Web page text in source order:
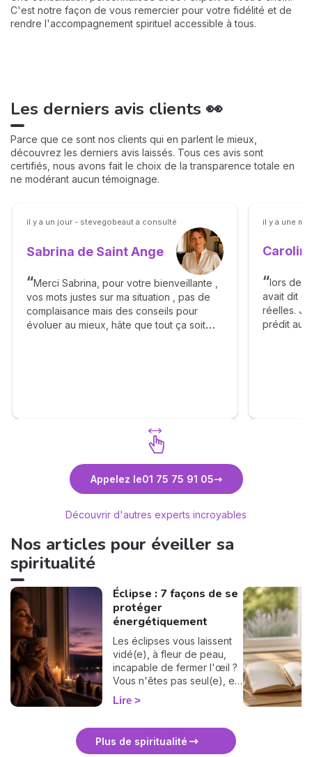
C'est notre façon de vous remercier pour votre fidélité et de
rendre l'accompagnement spirituel accessible à tous.
Les derniers avis clients 👀
Parce que ce sont nos clients qui en parlent le mieux,
découvrez les derniers avis laissés. Tous ces avis sont
certifiés, nous avons fait le choix de la transparence totale en
ne modérant aucun témoignage.
il y a un jour - stevegobeaut a consulté
Sabrina de Saint Ange
Merci Sabrina, pour votre bienveillante ,
vos mots justes sur ma situation , pas de
complaisance mais des conseils pour
évoluer au mieux, hâte que tout ça soit
Découvrez Sabrina de Saint Ange
il y a une
lors de
avait dit
réelles. J
prédit
Appelez le01 75 75 91 05
Découvrir d'autres experts incroyables
Nos articles pour éveiller sa
spiritualité
Éclipse : 7 façons de se
protéger
énergétiquement
Les éclipses vous laissent
vidé(e), à fleur de peau,
incapable de fermer l'œil ?
Vous n'êtes pas seul(e), et
surtout : ça se traverse en
douceur. Voici 7 gestes
vous protéger
énergétiquement et
Lire
Plus de spiritualité